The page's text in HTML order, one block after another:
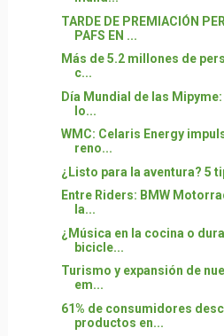
TARDE DE PREMIACIÓN
PAFS EN ...
Más de 5.2 millones de
c...
Día Mundial de las
lo...
WMC: Celaris Energy
reno...
¿Listo para la aventura? 5
Entre Riders: BMW
la...
¿Música en la cocina o
bicicle...
Turismo y expansión de
em...
61% de consumidores
productos en...